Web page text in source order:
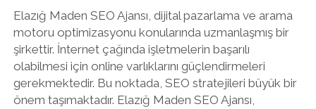
Elazığ Maden SEO Ajansı, dijital pazarlama ve arama
motoru optimizasyonu konularında uzmanlaşmış bir
şirkettir. İnternet çağında işletmelerin başarılı
olabilmesi için online varlıklarını güçlendirmeleri
gerekmektedir. Bu noktada, SEO stratejileri büyük bir
önem taşımaktadır. Elazığ Maden SEO Ajansı,